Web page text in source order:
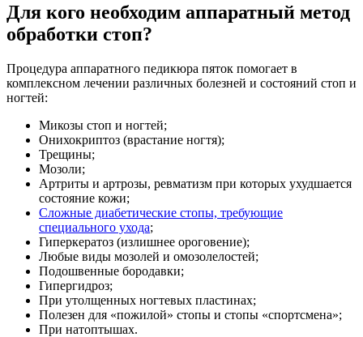
Для кого необходим аппаратный метод
обработки стоп?
Процедура аппаратного педикюра пяток помогает в
комплексном лечении различных болезней и состояний стоп и
ногтей:
Микозы стоп и ногтей;
Онихокриптоз (врастание ногтя);
Трещины;
Мозоли;
Артриты и артрозы, ревматизм при которых ухудшается
состояние кожи;
Сложные диабетические стопы, требующие
специального ухода;
Гиперкератоз (излишнее ороговение);
Любые виды мозолей и омозолелостей;
Подошвенные бородавки;
Гипергидроз;
При утолщенных ногтевых пластинах;
Полезен для «пожилой» стопы и стопы «спортсмена»;
При натоптышах.